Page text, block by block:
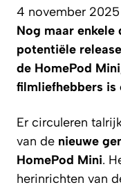
4 november 2025
Nog maar
potentiële
de HomePod
filmliefhebbers is
Er circuleren
van de nieuwe
HomePod Mini.
herinrichten van